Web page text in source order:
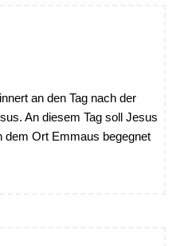
an den Tag nach der
An diesem Tag soll Jesus
dem Ort Emmaus begegnet